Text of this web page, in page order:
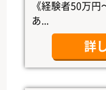
《経験者50万
あ...
詳